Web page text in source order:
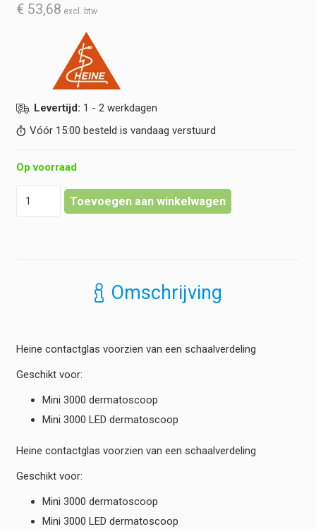
€ 53,68
Levertijd: 1 - 2 werkdagen
Vóór 15:00 besteld is vandaag verstuurd
Op voorraad
Toevoegen aan winkelwagen
Omschrijving
Heine contactglas voorzien van een schaalverdeling
Geschikt voor:
Mini 3000 dermatoscoop
Mini 3000 LED dermatoscoop
Heine contactglas voorzien van een schaalverdeling
Geschikt voor:
Mini 3000 dermatoscoop
Mini 3000 LED dermatoscoop